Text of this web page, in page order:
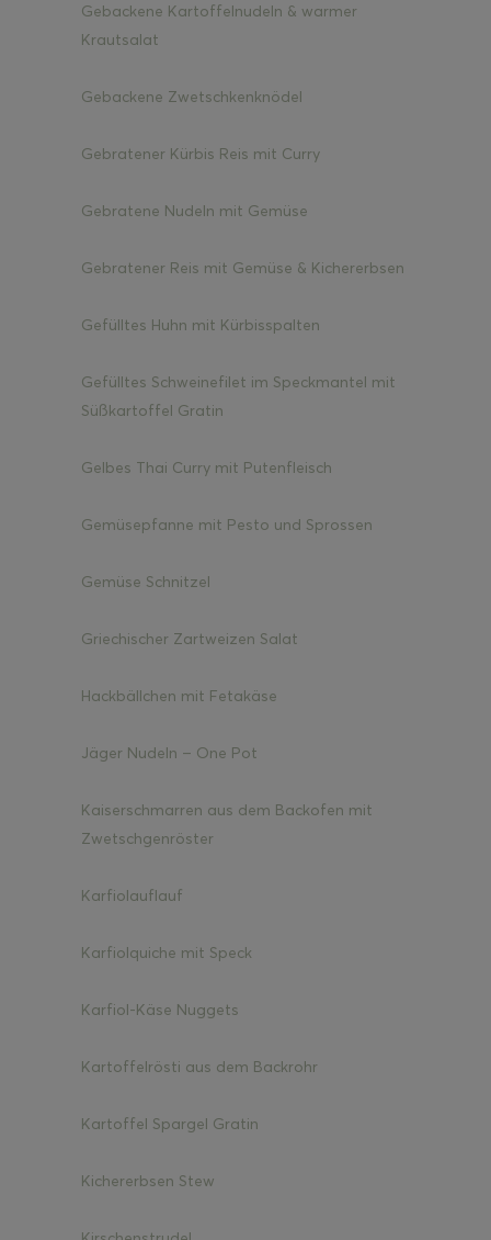
Gebackene Kartoffelnudeln & warmer
Krautsalat
Gebackene Zwetschkenknödel
Gebratener Kürbis Reis mit Curry
Gebratene Nudeln mit Gemüse
Gebratener Reis mit Gemüse & Kichererbsen
Gefülltes Huhn mit Kürbisspalten
Gefülltes Schweinefilet im Speckmantel mit
Süßkartoffel Gratin
Gelbes Thai Curry mit Putenfleisch
Gemüsepfanne mit Pesto und Sprossen
Gemüse Schnitzel
Griechischer Zartweizen Salat
Hackbällchen mit Fetakäse
Jäger Nudeln – One Pot
Kaiserschmarren aus dem Backofen mit
Zwetschgenröster
Karfiolauflauf
Karfiolquiche mit Speck
Karfiol-Käse Nuggets
Kartoffelrösti aus dem Backrohr
Kartoffel Spargel Gratin
Kichererbsen Stew